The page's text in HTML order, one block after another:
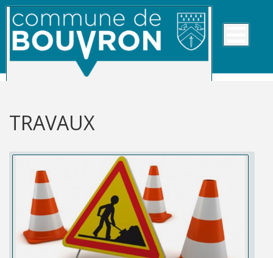
TRAVAUX